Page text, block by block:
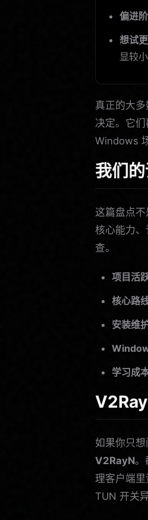
偏进
想试
显较小
真正的大
决定。它
Windows
我们
这篇盘点不
核心能力
查。
项目活
核心路线
安装维护
学习成本
如果你只
V2RayN。
理客户端里
TUN 开关